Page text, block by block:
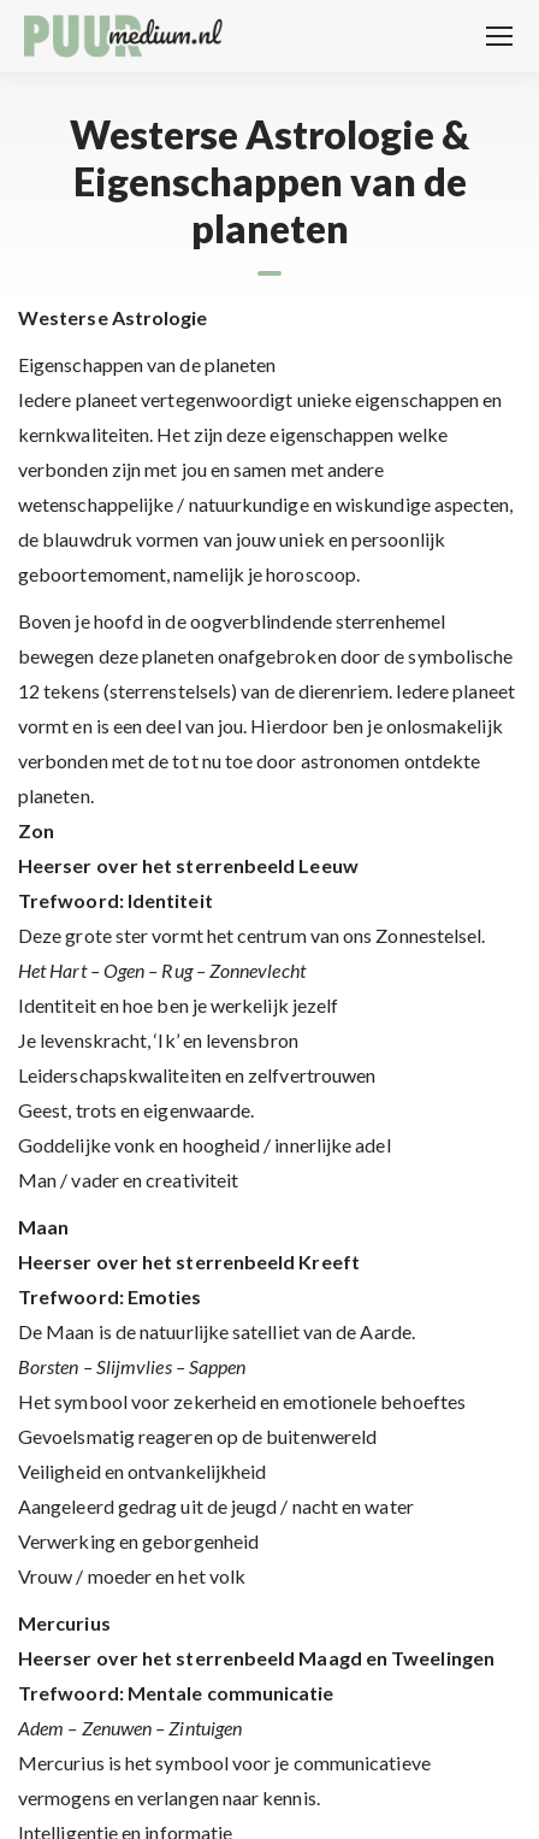
Westerse Astrologie &
Eigenschappen van de
planeten
Westerse Astrologie
Eigenschappen van de planeten
Iedere planeet vertegenwoordigt unieke eigenschappen en
kernkwaliteiten. Het zijn deze eigenschappen welke
verbonden zijn met jou en samen met andere
wetenschappelijke / natuurkundige en wiskundige aspecten,
de blauwdruk vormen van jouw uniek en persoonlijk
geboortemoment, namelijk je horoscoop.
Boven je hoofd in de oogverblindende sterrenhemel
bewegen deze planeten onafgebroken door de symbolische
12 tekens (sterrenstelsels) van de dierenriem. Iedere planeet
vormt en is een deel van jou. Hierdoor ben je onlosmakelijk
verbonden met de tot nu toe door astronomen ontdekte
planeten.
Zon
Heerser over het sterrenbeeld Leeuw
Trefwoord: Identiteit
Deze grote ster vormt het centrum van ons Zonnestelsel.
Het Hart – Ogen – Rug – Zonnevlecht
Identiteit en hoe ben je werkelijk jezelf
Je levenskracht, ‘Ik’ en levensbron
Leiderschapskwaliteiten en zelfvertrouwen
Geest, trots en eigenwaarde.
Goddelijke vonk en hoogheid / innerlijke adel
Man / vader en creativiteit
Maan
Heerser over het sterrenbeeld Kreeft
Trefwoord: Emoties
De Maan is de natuurlijke satelliet van de Aarde.
Borsten – Slijmvlies – Sappen
Het symbool voor zekerheid en emotionele behoeftes
Gevoelsmatig reageren op de buitenwereld
Veiligheid en ontvankelijkheid
Aangeleerd gedrag uit de jeugd / nacht en water
Verwerking en geborgenheid
Vrouw / moeder en het volk
Mercurius
Heerser over het sterrenbeeld Maagd en Tweelingen
Trefwoord: Mentale communicatie
Adem – Zenuwen – Zintuigen
Mercurius is het symbool voor je communicatieve
vermogens en verlangen naar kennis.
Intelligentie en informatie